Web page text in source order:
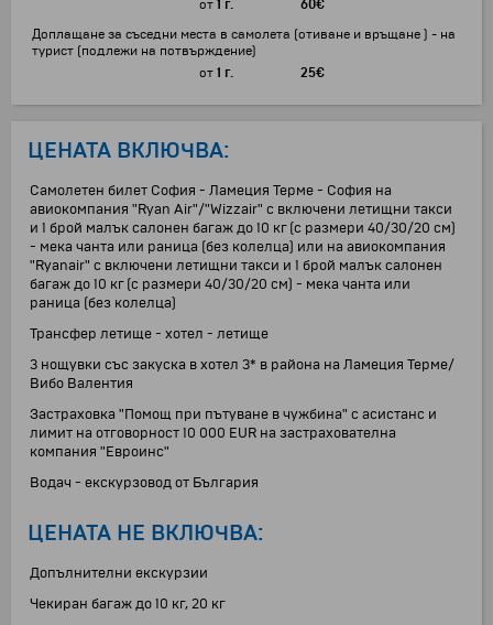
от 1 г. 60€
Доплащане за съседни места в самолета (отиване и връщане ) - на
турист (подлежи на потвърждение)
от 1 г. 25€
ЦЕНАТА ВКЛЮЧВА:
Самолетен билет София - Ламеция Терме - София на
авиокомпания "Ryan Air"/"Wizzair" с включени летищни такси
и 1 брой малък салонен багаж до 10 кг (с размери 40/30/20 см)
- мека чанта или раница (без колелца) или на авиокомпания
"Ryanair" с включени летищни такси и 1 брой малък салонен
багаж до 10 кг (с размери 40/30/20 см) - мека чанта или
раница (без колелца)
Трансфер летище - хотел - летище
3 нощувки със закуска в хотел 3* в района на Ламеция Терме/
Вибо Валентия
Застраховка "Помощ при пътуване в чужбина" с асистанс и
лимит на отговорност 10 000 EUR на застрахователна
компания "Евроинс"
Водач - екскурзовод от България
ЦЕНАТА НЕ ВКЛЮЧВА:
Допълнителни екскурзии
Чекиран багаж до 10 кг, 20 кг